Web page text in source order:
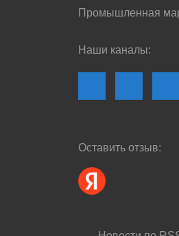
Промышленная
Наши каналы:
Оставить отзыв: